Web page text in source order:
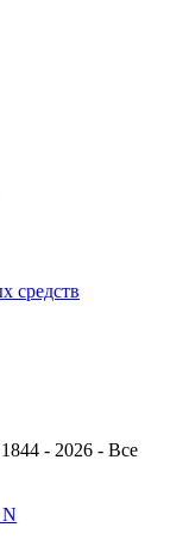
средств
- 2026 - Все
N